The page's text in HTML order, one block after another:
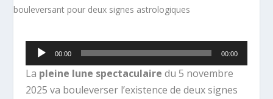
Lecteur
audio
00:00 00:00
La pleine lune spectaculaire du 5 novembre
2025 va bouleverser l’existence de deux signes